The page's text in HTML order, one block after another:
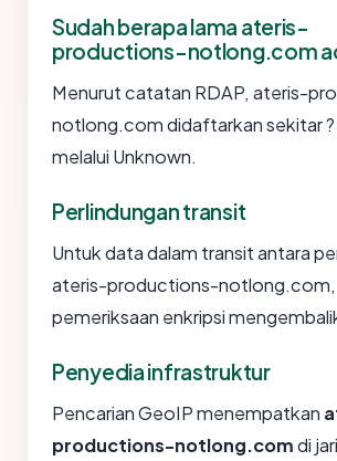
Sudah berapa lama ateris-
productions-notlong.com
Menurut catatan RDAP, ateris-
notlong.com didaftarkan sekitar ?
melalui Unknown.
Perlindungan transit
Untuk data dalam transit antara
ateris-productions-notlong.com,
pemeriksaan enkripsi
Penyedia infrastruktur
Pencarian GeoIP menempatkan
productions-notlong.comdi